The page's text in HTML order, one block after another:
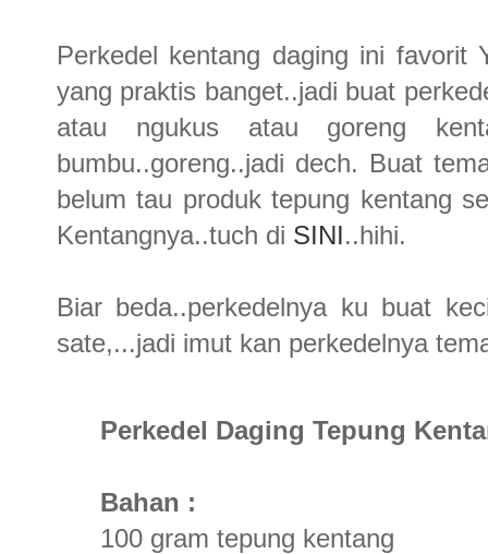
Perkedel kentang daging ini favorit
yang praktis banget..jadi buat
atau ngukus atau goreng
bumbu..goreng..jadi dech. Buat
belum tau produk tepung kentang
Kentangnya..tuch di SINI..hihi.
Biar beda..perkedelnya ku buat
sate,...jadi imut kan perkedelnya
Perkedel Daging Tepung
Bahan :
100 gram tepung kentang